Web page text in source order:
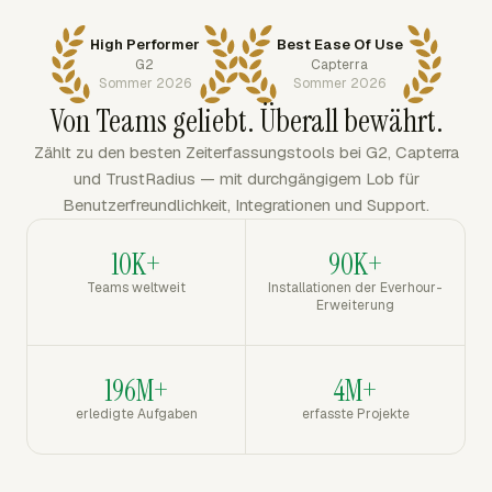
High Performer
G2
Sommer 2026
Best Ease Of Use
Capterra
Sommer 2026
Von Teams geliebt. Überall bewährt.
Zählt zu den besten Zeiterfassungstools bei G2, Capterra
und TrustRadius — mit durchgängigem Lob für
Benutzerfreundlichkeit, Integrationen und Support.
10K+
Teams weltweit
90K+
Installationen der Everhour-
Erweiterung
196M+
erledigte Aufgaben
4M+
erfasste Projekte